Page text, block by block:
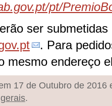
pt/
ser
. Para
mesmo endereço
17 de Outubro de 2016
.